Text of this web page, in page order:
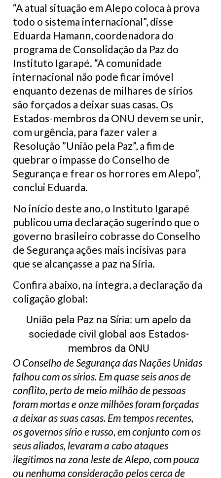
“A atual situação em Alepo coloca à prova
todo o sistema internacional”, disse
Eduarda Hamann, coordenadora do
programa de Consolidação da Paz do
Instituto Igarapé. “A comunidade
internacional não pode ficar imóvel
enquanto dezenas de milhares de sírios
são forçados a deixar suas casas. Os
Estados-membros da ONU devem se unir,
com urgência, para fazer valer a
Resolução ”União pela Paz”, a fim de
quebrar o impasse do Conselho de
Segurança e frear os horrores em Alepo”,
conclui Eduarda.
No início deste ano, o Instituto Igarapé
publicou uma declaração sugerindo que o
governo brasileiro cobrasse do Conselho
de Segurança ações mais incisivas para
que se alcançasse a paz na Síria.
Confira abaixo, na íntegra, a declaração da
coligação global:
União pela Paz na Síria: um apelo da
sociedade civil global aos Estados-
membros da ONU
O Conselho de Segurança das Nações Unidas
falhou com os sírios. Em quase seis anos de
conflito, perto de meio milhão de pessoas
foram mortas e onze milhões foram forçadas
a deixar as suas casas. Em tempos recentes,
os governos sírio e russo, em conjunto com os
seus aliados, levaram a cabo ataques
ilegítimos na zona leste de Alepo, com pouca
ou nenhuma consideração pelos cerca de